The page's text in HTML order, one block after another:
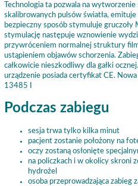
Technologia ta pozwala na
skalibrowanych pulsów światła,
bezpieczny sposób stymuluje gruczoły
stymulację następuje wznowienie
przywróceniem normalnej struktury
ustąpieniem objawów schorzenia.
całkowicie nieszkodliwy dla gałki
urządzenie posiada certyfikat CE.
13485 I
Podczas zabiegu
sesja trwa tylko kilka minut
pacjent zostanie położony na
oczy zostaną osłonięte
na policzkach i w okolicy skroni
hydrożel
osoba przeprowadzająca zabieg